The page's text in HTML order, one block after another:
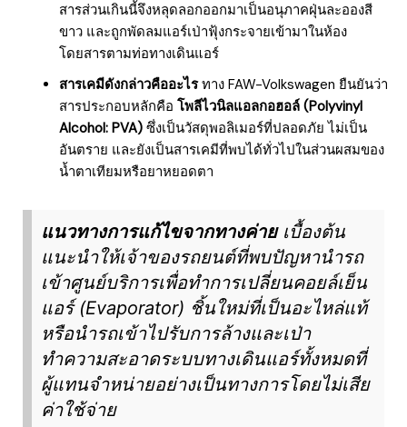
สารส่วนเกินนี้จึงหลุดลอกออกมาเป็นอนุภาคฝุ่นละอองสี
ขาว และถูกพัดลมแอร์เป่าฟุ้งกระจายเข้ามาในห้อง
โดยสารตามท่อทางเดินแอร์
สารเคมีดังกล่าวคืออะไรทาง FAW-Volkswagen ยืนยันว่า
สารประกอบหลักคือ โพลีไวนิลแอลกอฮอล์ (Polyvinyl
Alcohol: PVA) ซึ่งเป็นวัสดุพอลิเมอร์ที่ปลอดภัย ไม่เป็น
อันตราย และยังเป็นสารเคมีที่พบได้ทั่วไปในส่วนผสมของ
น้ำตาเทียมหรือยาหยอดตา
แนวทางการแก้ไขจากทางค่ายเบื้องต้น
แนะนำให้เจ้าของรถยนต์ที่พบปัญหานำรถ
เข้าศูนย์บริการเพื่อทำการเปลี่ยนคอยล์เย็น
แอร์ (Evaporator) ชิ้นใหม่ที่เป็นอะไหล่แท้
หรือนำรถเข้าไปรับการล้างและเป่า
ทำความสะอาดระบบทางเดินแอร์ทั้งหมดที่
ผู้แทนจำหน่ายอย่างเป็นทางการโดยไม่เสีย
ค่าใช้จ่าย